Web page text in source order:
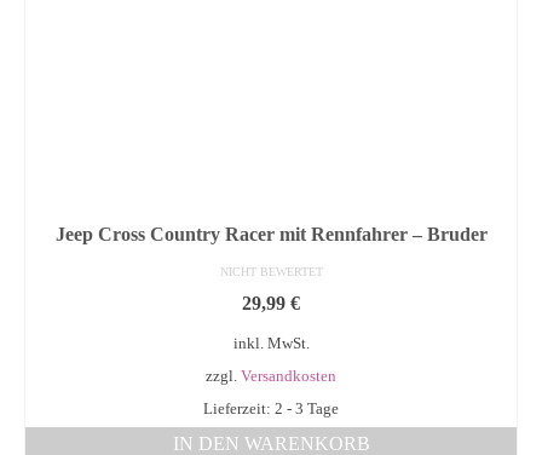
Jeep Cross Country Racer mit Rennfahrer – Bruder
NICHT BEWERTET
29,99 €
inkl. MwSt.
zzgl. Versandkosten
Lieferzeit: 2 - 3 Tage
IN DEN WARENKORB